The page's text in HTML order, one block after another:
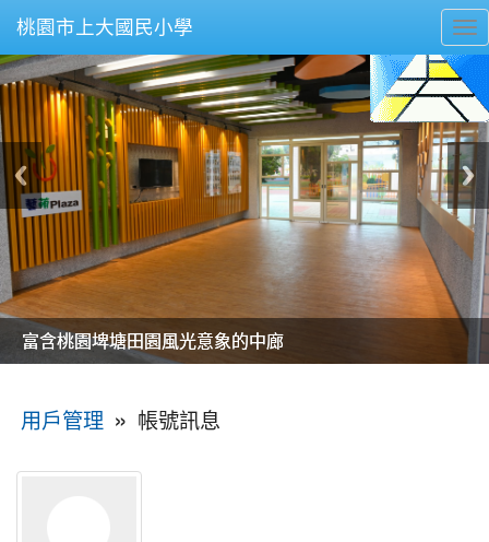
桃園市上大國民小學
美麗的操場是我們活力的來源
美麗的操場是我們活力的來源
煥然一新的小司令台
煥然一新的小司令台
富含桃園埤塘田園風光意象的中廊
富含桃園埤塘田園風光意象的中廊
嶄新的中庭廣場
嶄新的中庭廣場
水生池生生不息
水生池生生不息
用戶管理 » 帳號訊息